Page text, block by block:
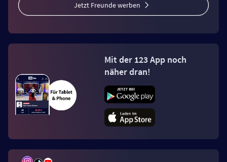
Jetzt Freunde werben
Mit der 123 App noch
näher dran!